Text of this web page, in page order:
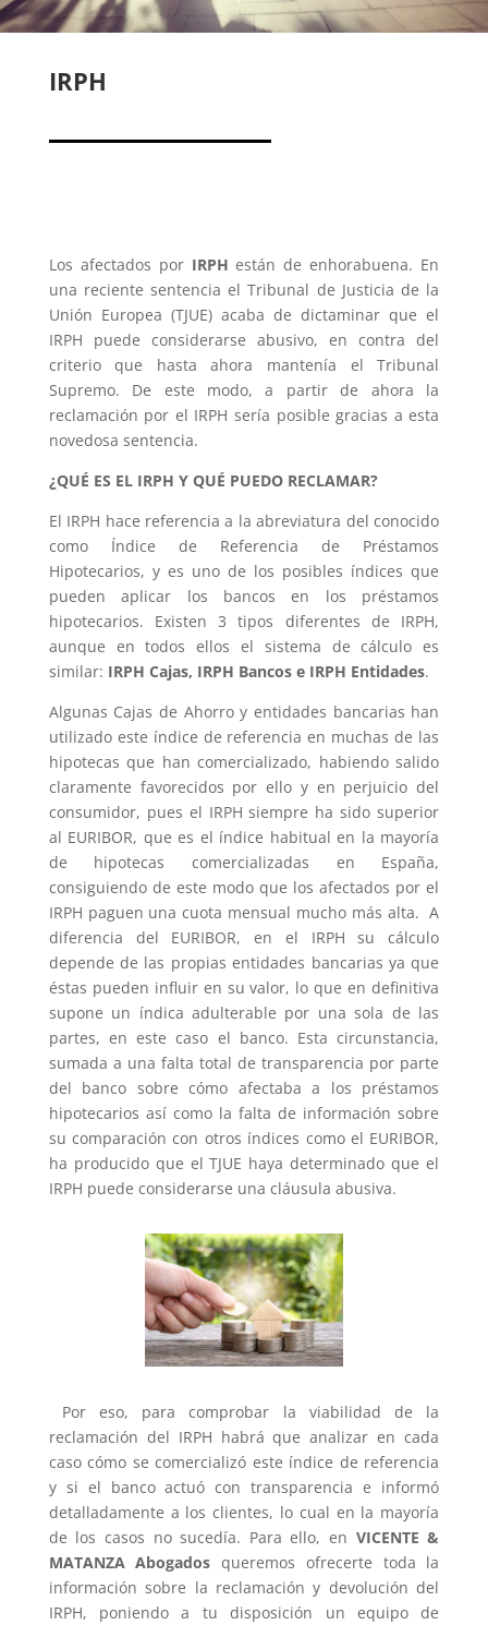
IRPH
Los afectados por IRPH están de enhorabuena. En
una reciente sentencia el Tribunal de Justicia de la
Unión Europea (TJUE) acaba de dictaminar que el
IRPH puede considerarse abusivo, en contra del
criterio que hasta ahora mantenía el Tribunal
Supremo. De este modo, a partir de ahora la
reclamación por el IRPH sería posible gracias a esta
novedosa sentencia.
¿QUÉ ES EL IRPH Y QUÉ PUEDO RECLAMAR?
El IRPH hace referencia a la abreviatura del conocido
como Índice de Referencia de Préstamos
Hipotecarios, y es uno de los posibles índices que
pueden aplicar los bancos en los préstamos
hipotecarios. Existen 3 tipos diferentes de IRPH,
aunque en todos ellos el sistema de cálculo es
similar: IRPH Cajas, IRPH Bancos e IRPH Entidades.
Algunas Cajas de Ahorro y entidades bancarias han
utilizado este índice de referencia en muchas de las
hipotecas que han comercializado, habiendo salido
claramente favorecidos por ello y en perjuicio del
consumidor, pues el IRPH siempre ha sido superior
al EURIBOR, que es el índice habitual en la mayoría
de hipotecas comercializadas en España,
consiguiendo de este modo que los afectados por el
IRPH paguen una cuota mensual mucho más alta. A
diferencia del EURIBOR, en el IRPH su cálculo
depende de las propias entidades bancarias ya que
éstas pueden influir en su valor, lo que en definitiva
supone un índica adulterable por una sola de las
partes, en este caso el banco. Esta circunstancia,
sumada a una falta total de transparencia por parte
del banco sobre cómo afectaba a los préstamos
hipotecarios así como la falta de información sobre
su comparación con otros índices como el EURIBOR,
ha producido que el TJUE haya determinado que el
IRPH puede considerarse una cláusula abusiva.
Por eso, para comprobar la viabilidad de la
reclamación del IRPH habrá que analizar en cada
caso cómo se comercializó este índice de referencia
y si el banco actuó con transparencia e informó
detalladamente a los clientes, lo cual en la mayoría
de los casos no sucedía. Para ello, en VICENTE &
MATANZA Abogados queremos ofrecerte toda la
información sobre la reclamación y devolución del
IRPH, poniendo a tu disposición un equipo de